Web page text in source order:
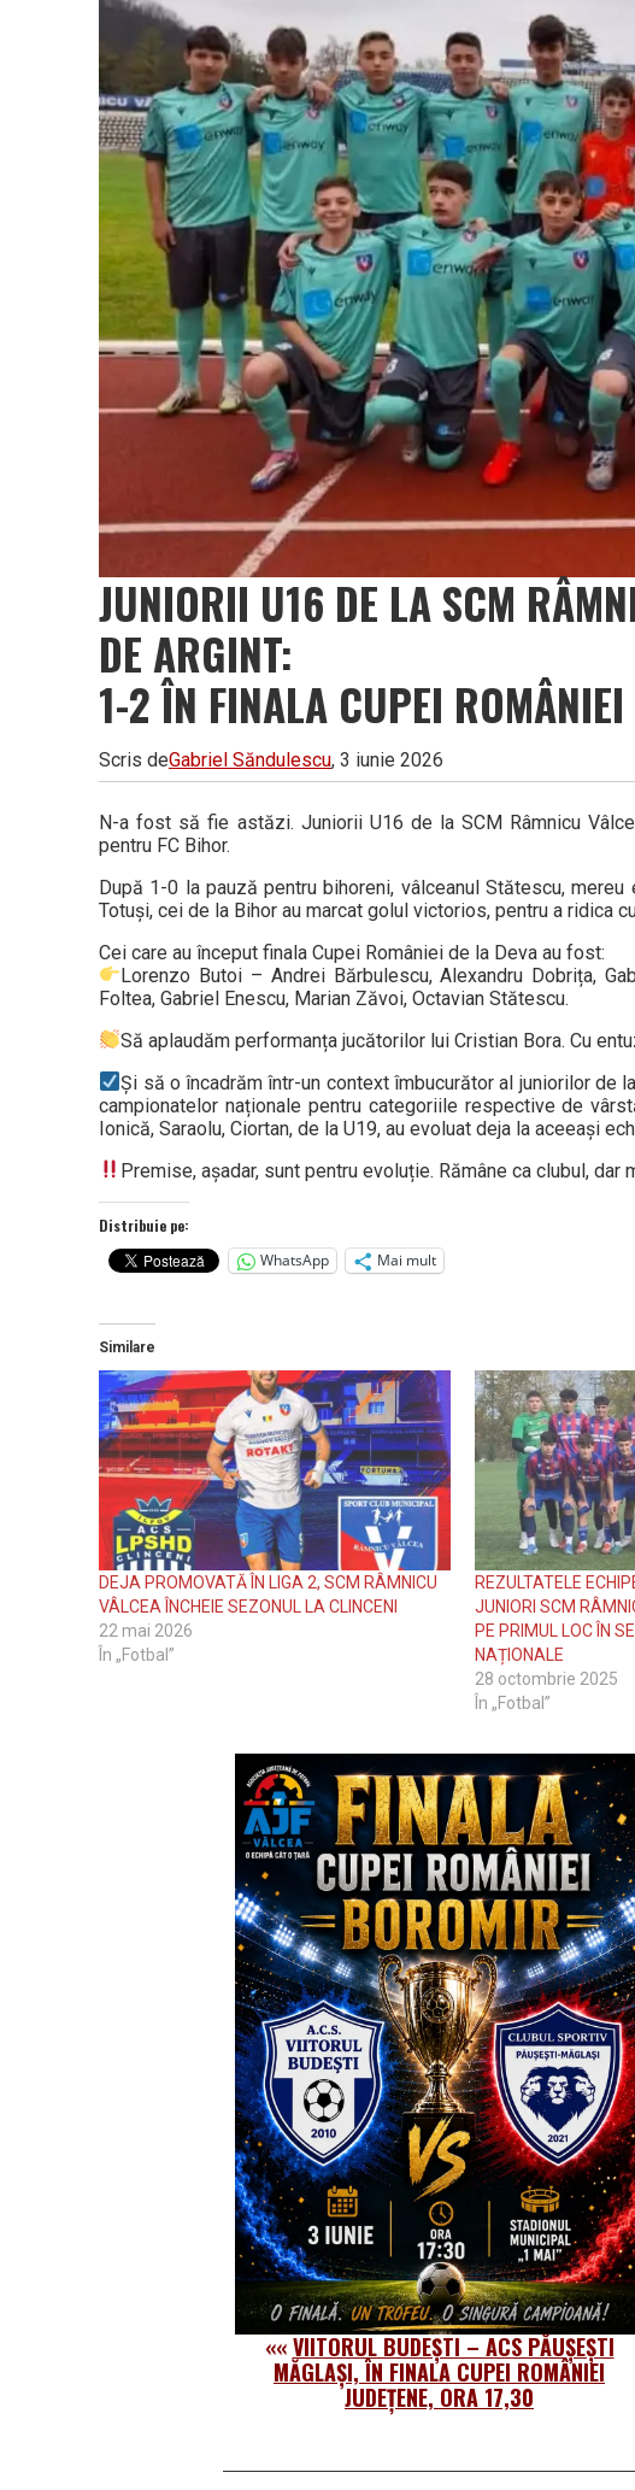
Vâlcea
JUNIORII U16 DE LA SCM
DE ARGINT:
1-2 ÎN FINALA CUPEI
Scris deGabriel Săndulescu, 3 iunie 2026
N-a fost să fie astăzi. Juniorii U16 de la SCM Râmnicu
pentru FC Bihor.
După 1-0 la pauză pentru bihoreni, vâlceanul Stătescu,
Totuși, cei de la Bihor au marcat golul victorios, pentru a ridica
Cei care au început finala Cupei României de la Deva au fost:
Lorenzo Butoi – Andrei Bărbulescu, Alexandru Dobrița,
Foltea, Gabriel Enescu, Marian Zăvoi, Octavian Stătescu.
Să aplaudăm performanța jucătorilor lui Cristian Bora. Cu
Și să o încadrăm într-un context îmbucurător al juniorilor de
campionatelor naționale pentru categoriile respective de
Ionică, Saraolu, Ciortan, de la U19, au evoluat deja la aceeași
Premise, așadar, sunt pentru evoluție. Rămâne ca clubul,
Distribuie pe:
WhatsApp
Mai mult
Similare
DEJA PROMOVATĂ ÎN LIGA 2, SCM RÂMNICU
VÂLCEA ÎNCHEIE SEZONUL LA CLINCENI
22 mai 2026
În „Fotbal”
REZULTATELE
JUNIORI SCM
PE PRIMUL LOC ÎN
NAȚIONALE
28 octombrie 2025
În „Fotbal”
««VIITORUL BUDEȘTI – ACS PĂUȘEȘTI
MĂGLAȘI, ÎN FINALA CUPEI ROMÂNIEI
JUDEȚENE, ORA 17,30